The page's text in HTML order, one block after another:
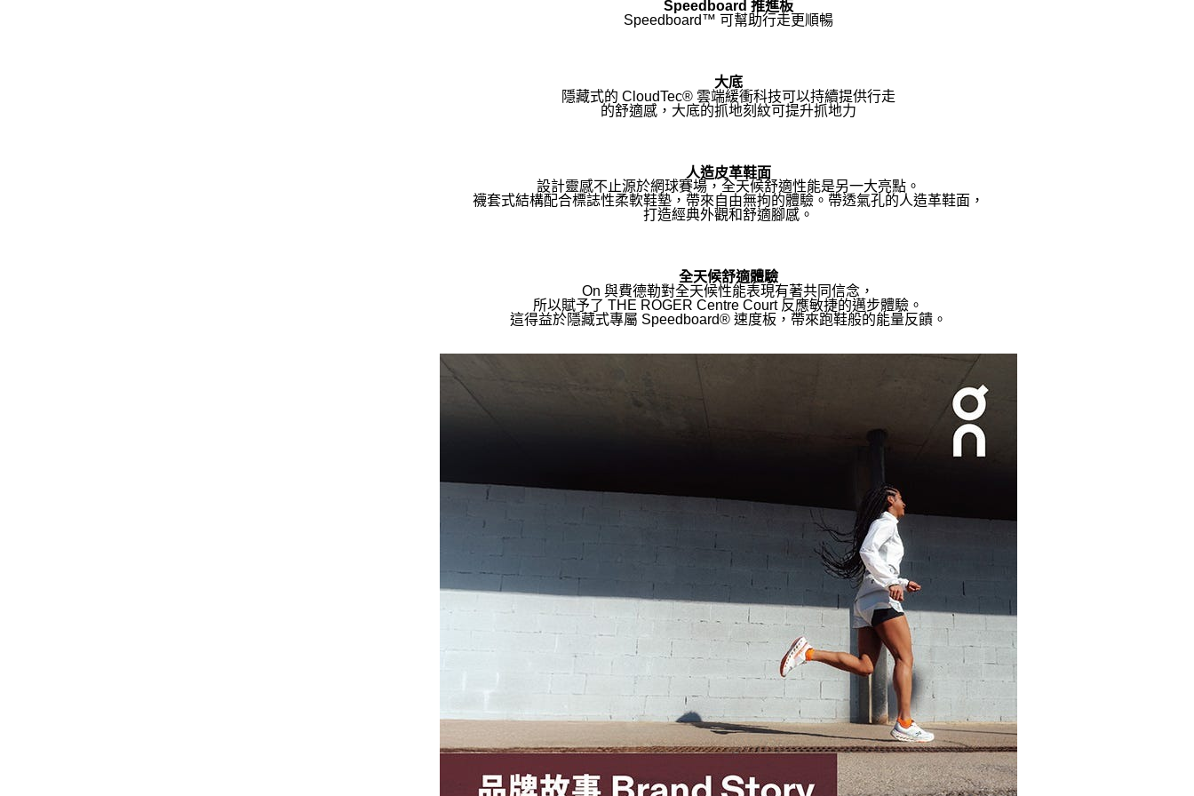
Speedboard 推進板
Speedboard™ 可幫助行走更順暢
大底
隱藏式的 CloudTec® 雲端緩衝科技可以持續提供行走
的舒適感，大底的抓地刻紋可提升抓地力
人造皮革鞋面
設計靈感不止源於網球賽場，全天候舒適性能是另一大亮點。
襪套式結構配合標誌性柔軟鞋墊，帶來自由無拘的體驗。帶透氣孔的人造革鞋面，
打造經典外觀和舒適腳感。
全天候舒適體驗
On 與費德勒對全天候性能表現有著共同信念，
所以賦予了 THE ROGER Centre Court 反應敏捷的邁步體驗。
這得益於隱藏式專屬 Speedboard® 速度板，帶來跑鞋般的能量反饋。